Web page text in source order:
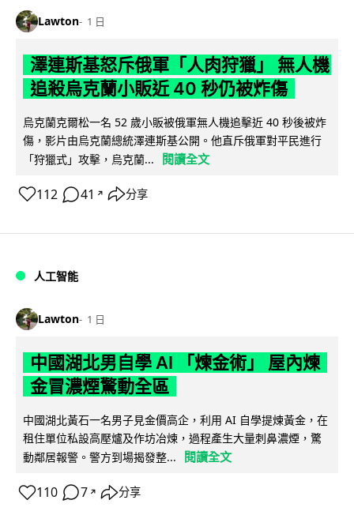
Lawton 1 日
澤連斯基怒斥俄軍「人肉狩獵」 無人機
追殺烏克蘭小販近 40 秒仍被炸傷
烏克蘭克爾松一名 52 歲小販被俄軍無人機追擊近 40 秒後被炸
傷，影片由烏克蘭總統澤連斯基公開。他直斥俄軍對平民進行
「狩獵式」攻擊，烏克蘭...
閱讀全文
112 41 ↗ 分享
人工智能
Lawton 1 日
中國湖北男自學 AI 「煉金術」 屋內煉
金冒濃煙驚動全區
中國湖北黃石一名男子見金價高企，利用 AI 自學提煉黃金，在
租住單位私設高壓爐及作坊冶煉，過程產生大量刺鼻濃煙，驚
動鄰居報警。警方到場揭發整...
閱讀全文
110 7 ↗ 分享